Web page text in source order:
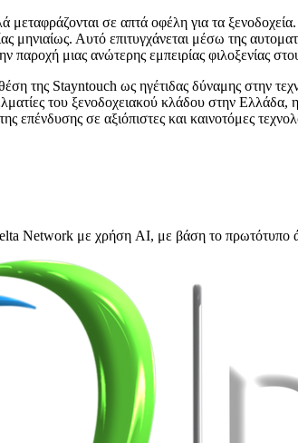
μεταφράζονται σε απτά οφέλη για τα
μηνιαίως. Αυτό επιτυγχάνεται μέσω της
παροχή μιας ανώτερης εμπειρίας φιλοξενίας
της Stayntouch ως ηγέτιδας δύναμης στην
του ξενοδοχειακού κλάδου στην
επένδυσης σε αξιόπιστες και καινοτόμες
Network με χρήση AI, με βάση το πρωτότυπο